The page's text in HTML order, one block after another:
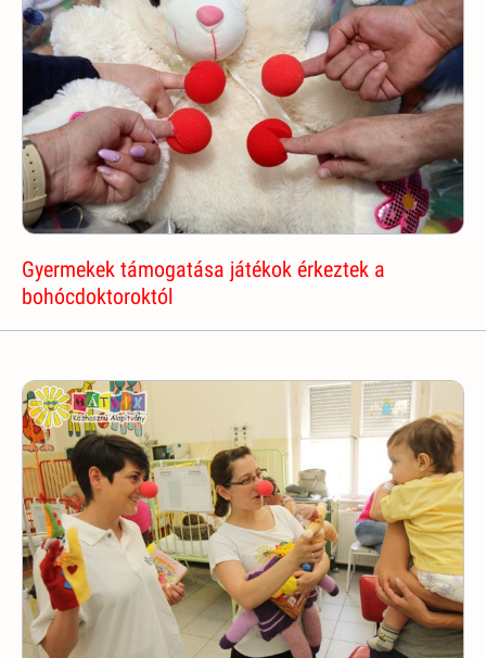
Gyermekek támogatása játékok érkeztek a
bohócdoktoroktól